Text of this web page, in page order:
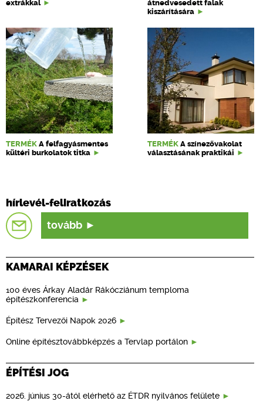
extrákkal
átnedvesedett falak
kiszárítására
TERMÉK A felfagyásmentes
kültéri burkolatok titka
TERMÉK A színezővakolat
választásának praktikái
hírlevél-feliratkozás
tovább
KAMARAI KÉPZÉSEK
100 éves Árkay Aladár Rákócziánum temploma
építészkonferencia
Építész Tervezői Napok 2026
Online építésztovábbképzés a Tervlap portálon
ÉPÍTÉSI JOG
2026. június 30-ától elérhető az ÉTDR nyilvános felülete